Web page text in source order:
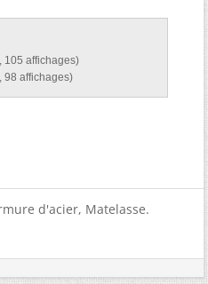
105 affichages)
98 affichages)
d'acier, Matelasse.